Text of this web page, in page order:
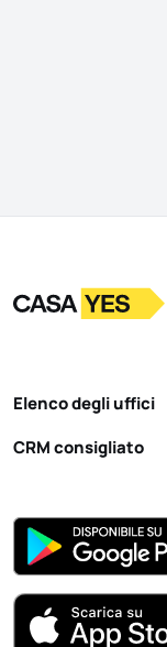
LogoVai alla
Elenco degli uffici
CRM consigliato